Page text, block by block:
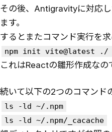
その後、Antigravityに対応
ます。
するとまたコマンド実行を求
npm init vite@latest
これはReactの雛形作成なの
続いて以下の2つのコマンド
ls -ld ~/.npm
ls -ld ~/.npm/_cacache